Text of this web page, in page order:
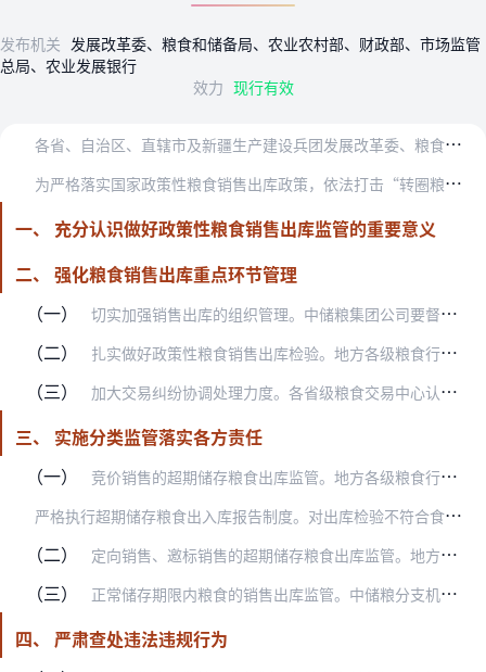
发布机关 发展改革委、粮食和储备局、农业农村部、财政部、市场监管
总局、农业发展银行
效力 现行有效
各
省、自治区、直辖市及新疆生产建设兵团发展改革委、粮食和物资储备局（粮食局）、农业农村（农牧）厅（局、委）、财政厅（局）、市场监管局（厅、委），农业发展银行分行…
为
严格落实国家政策性粮食销售出库政策，依法打击“转圈粮”、“出库难”等违法违规行为，有效防范风险隐患，确保粮食库存消化工作顺利推进，根据国家2019年粮食库存消…
一、 充分认识做好政策性粮食销售出库监管的重要意义
二、 强化粮食销售出库重点环节管理
（一）
切实加强销售出库的组织管理。中储粮集团公司要督促各分支机构按照提报标的要求，结合具体收储企业实际情况，综合考虑库点60-75天出库期的总体出库能力，合理确定粮食…
（二） 扎实做好政策性粮食销售出库检验。地方各级粮食行政管理部门、中储粮分支机构，要督促指导具体收储企业严格执行粮食销售出库质量安全检验制度，按照粮食质量标准和食品安全…
（三） 加大交易纠纷协调处理力度。各省级粮食交易中心认真履行组织交易、协调出库职责，严格按照《粮食竞价销售交易规则》规定，及时组织买卖双方企业调解纠纷，保证售出粮食顺利…
三、 实施分类监管落实各方责任
（一）
竞价销售的超期储存粮食出库监管。地方各级粮食行政管理部门负责督促指导超期储存粮食质量安全检验和销售出库监管，确保顺利出库。农业农村部门负责饲用加工监管，确保饲用…
严
格执行超期储存粮食出入库报告制度。对出库检验不符合食品安全标准的，卖方企业须在检验后3个工作日内，向企业所在地粮食行政管理部门报告涉及的粮食批次、数量、质量安…
（二）
定向销售、邀标销售的超期储存粮食出库监管。地方各级粮食行政管理部门负责督促指导相关买方企业按照《关于做好超期储存和蓆茓囤储存粮食定向销售有关工作的通知》（国粮调…
（三） 正常储存期限内粮食的销售出库监管。中储粮分支机构对储粮风险高的直属库本库、分库及租赁库点提前做好风险评估和处置预案，建立完善风险管理台账。地方粮食行政管理部门、…
四、 严肃查处违法违规行为